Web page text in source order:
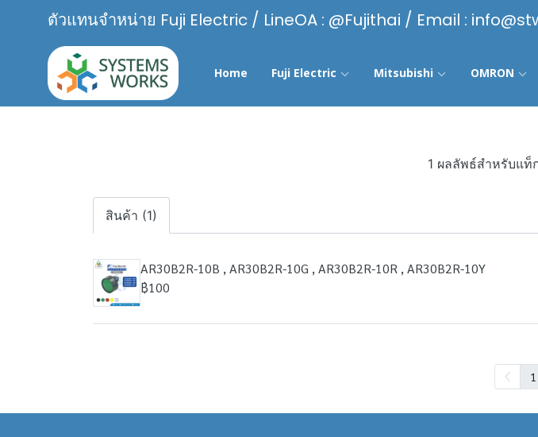
ตัวแทนจำหน่าย Fuji Electric / LineOA : @Fujithai / Email :
Home Fuji Electric Mitsubishi OMRON
1 ผลลัพธ์สำหรับแท็
สินค้า (1)
AR30B2R-10B , AR30B2R-10G , AR30B2R-10R , AR30B2R-10Y
฿100
1